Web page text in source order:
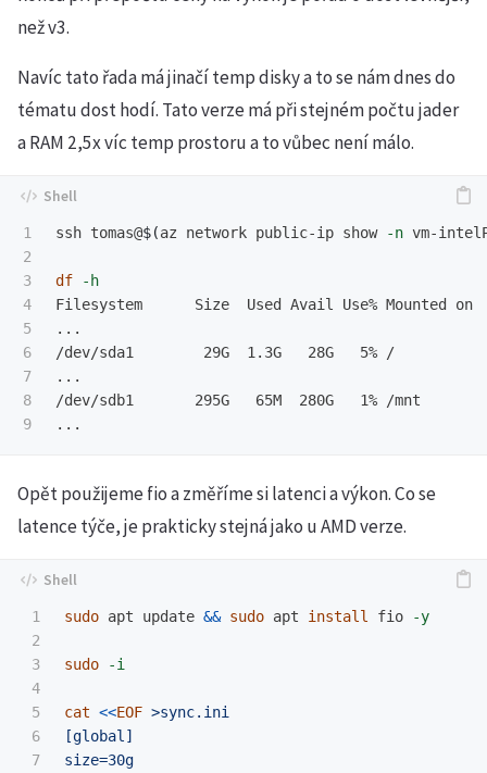
než v3.
Navíc tato řada má jinačí temp disky a to se nám dnes do
tématu dost hodí. Tato verze má při stejném počtu jader
a RAM 2,5x víc temp prostoru a to vůbec není málo.
1
2
3
4
5
6
7
8
ssh tomas@$(az network public-ip show -n vm-
df
-h
Filesystem      Size  Used Avail Use% Mounted on
...
/dev/sda1        29G  1.3G   28G   5% /
...
/dev/sdb1       295G   65M  280G   1% /mnt
Opět použijeme fio a změříme si latenci a výkon. Co se
latence týče, je prakticky stejná jako u AMD verze.
1
2
3
4
5
6
7
sudo apt update && sudo apt install fio -y
sudo -i
cat <<EOF >sync.ini
[global]
size=30g